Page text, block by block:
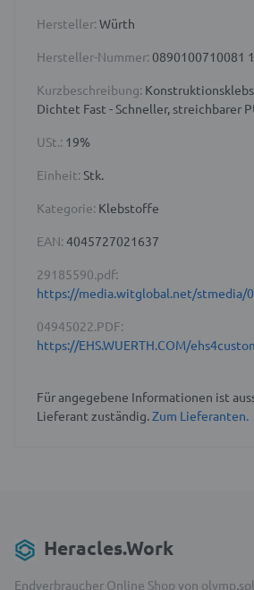
Hersteller: Würth
Hersteller-Nummer: 0890100710081
Kurzbeschreibung:
Dichtet Fast - Schneller, streichbarer
USt.: 19%
Einheit: Stk.
Kategorie: Klebstoffe
EAN: 4045727021637
29185590.pdf:
https://media.witglobal.net/stmedia/
04945022.PDF:
https://EHS.WUERTH.COM/
Für angegebene Informationen ist
Lieferant zuständig.Zum Lieferanten.
Heracles.Work
Endverbraucher Online Shop von